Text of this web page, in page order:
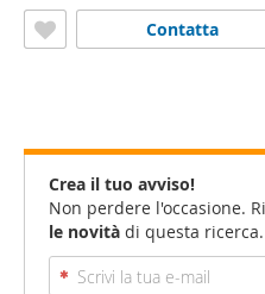
Contatta
Crea il tuo avviso!
Non perdere l'occasione.
le novità di questa ricerca.